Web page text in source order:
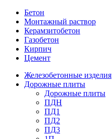
Бетон
Монтажный раствор
Керамзитобетон
Газобетон
Кирпич
Цемент
Железобетонные изделия
Дорожные плиты
Дорожные плиты
ПДН
ПД1
ПД2
ПД3